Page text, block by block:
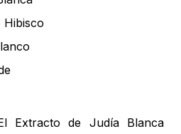
Hibisco
Extracto de Judía Blanca